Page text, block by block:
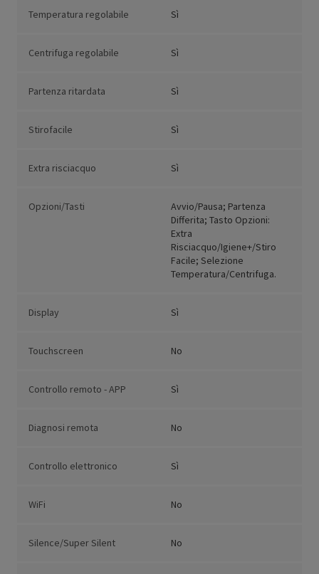
Temperatura regolabile Sì
Centrifuga regolabile Sì
Partenza ritardata Sì
Stirofacile Sì
Extra risciacquo Sì
Opzioni/Tasti
Avvio/Pausa; Partenza
Differita; Tasto Opzioni:
Extra
Risciacquo/Igiene+/Stiro
Facile; Selezione
Temperatura/Centrifuga.
Display Sì
Touchscreen No
Controllo remoto - APP Sì
Diagnosi remota No
Controllo elettronico Sì
WiFi No
Silence/Super Silent No